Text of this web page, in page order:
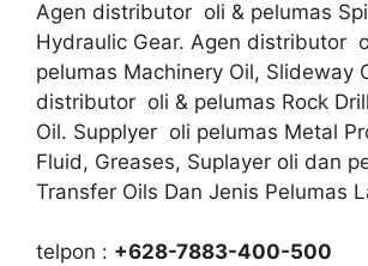
Agen distributor oli & pelumas
Hydraulic Gear. Agen distributor
pelumas Machinery Oil, Slideway
distributor oli & pelumas Rock Drill
Oil. Supplyer oli pelumas Metal
Fluid, Greases, Suplayer oli dan
Transfer Oils Dan Jenis Pelumas
telpon : +628-7883-400-500